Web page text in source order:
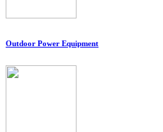
Outdoor Power Equipment